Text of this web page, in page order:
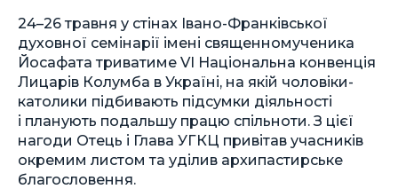
24–26 травня у стінах Івано-Франківської
духовної семінарії імені священномученика
Йосафата триватиме VI Національна конвенція
Лицарів Колумба в Україні, на якій чоловіки-
католики підбивають підсумки діяльності
і планують подальшу працю спільноти. З цієї
нагоди Отець і Глава УГКЦ привітав учасників
окремим листом та уділив архипастирське
благословення.